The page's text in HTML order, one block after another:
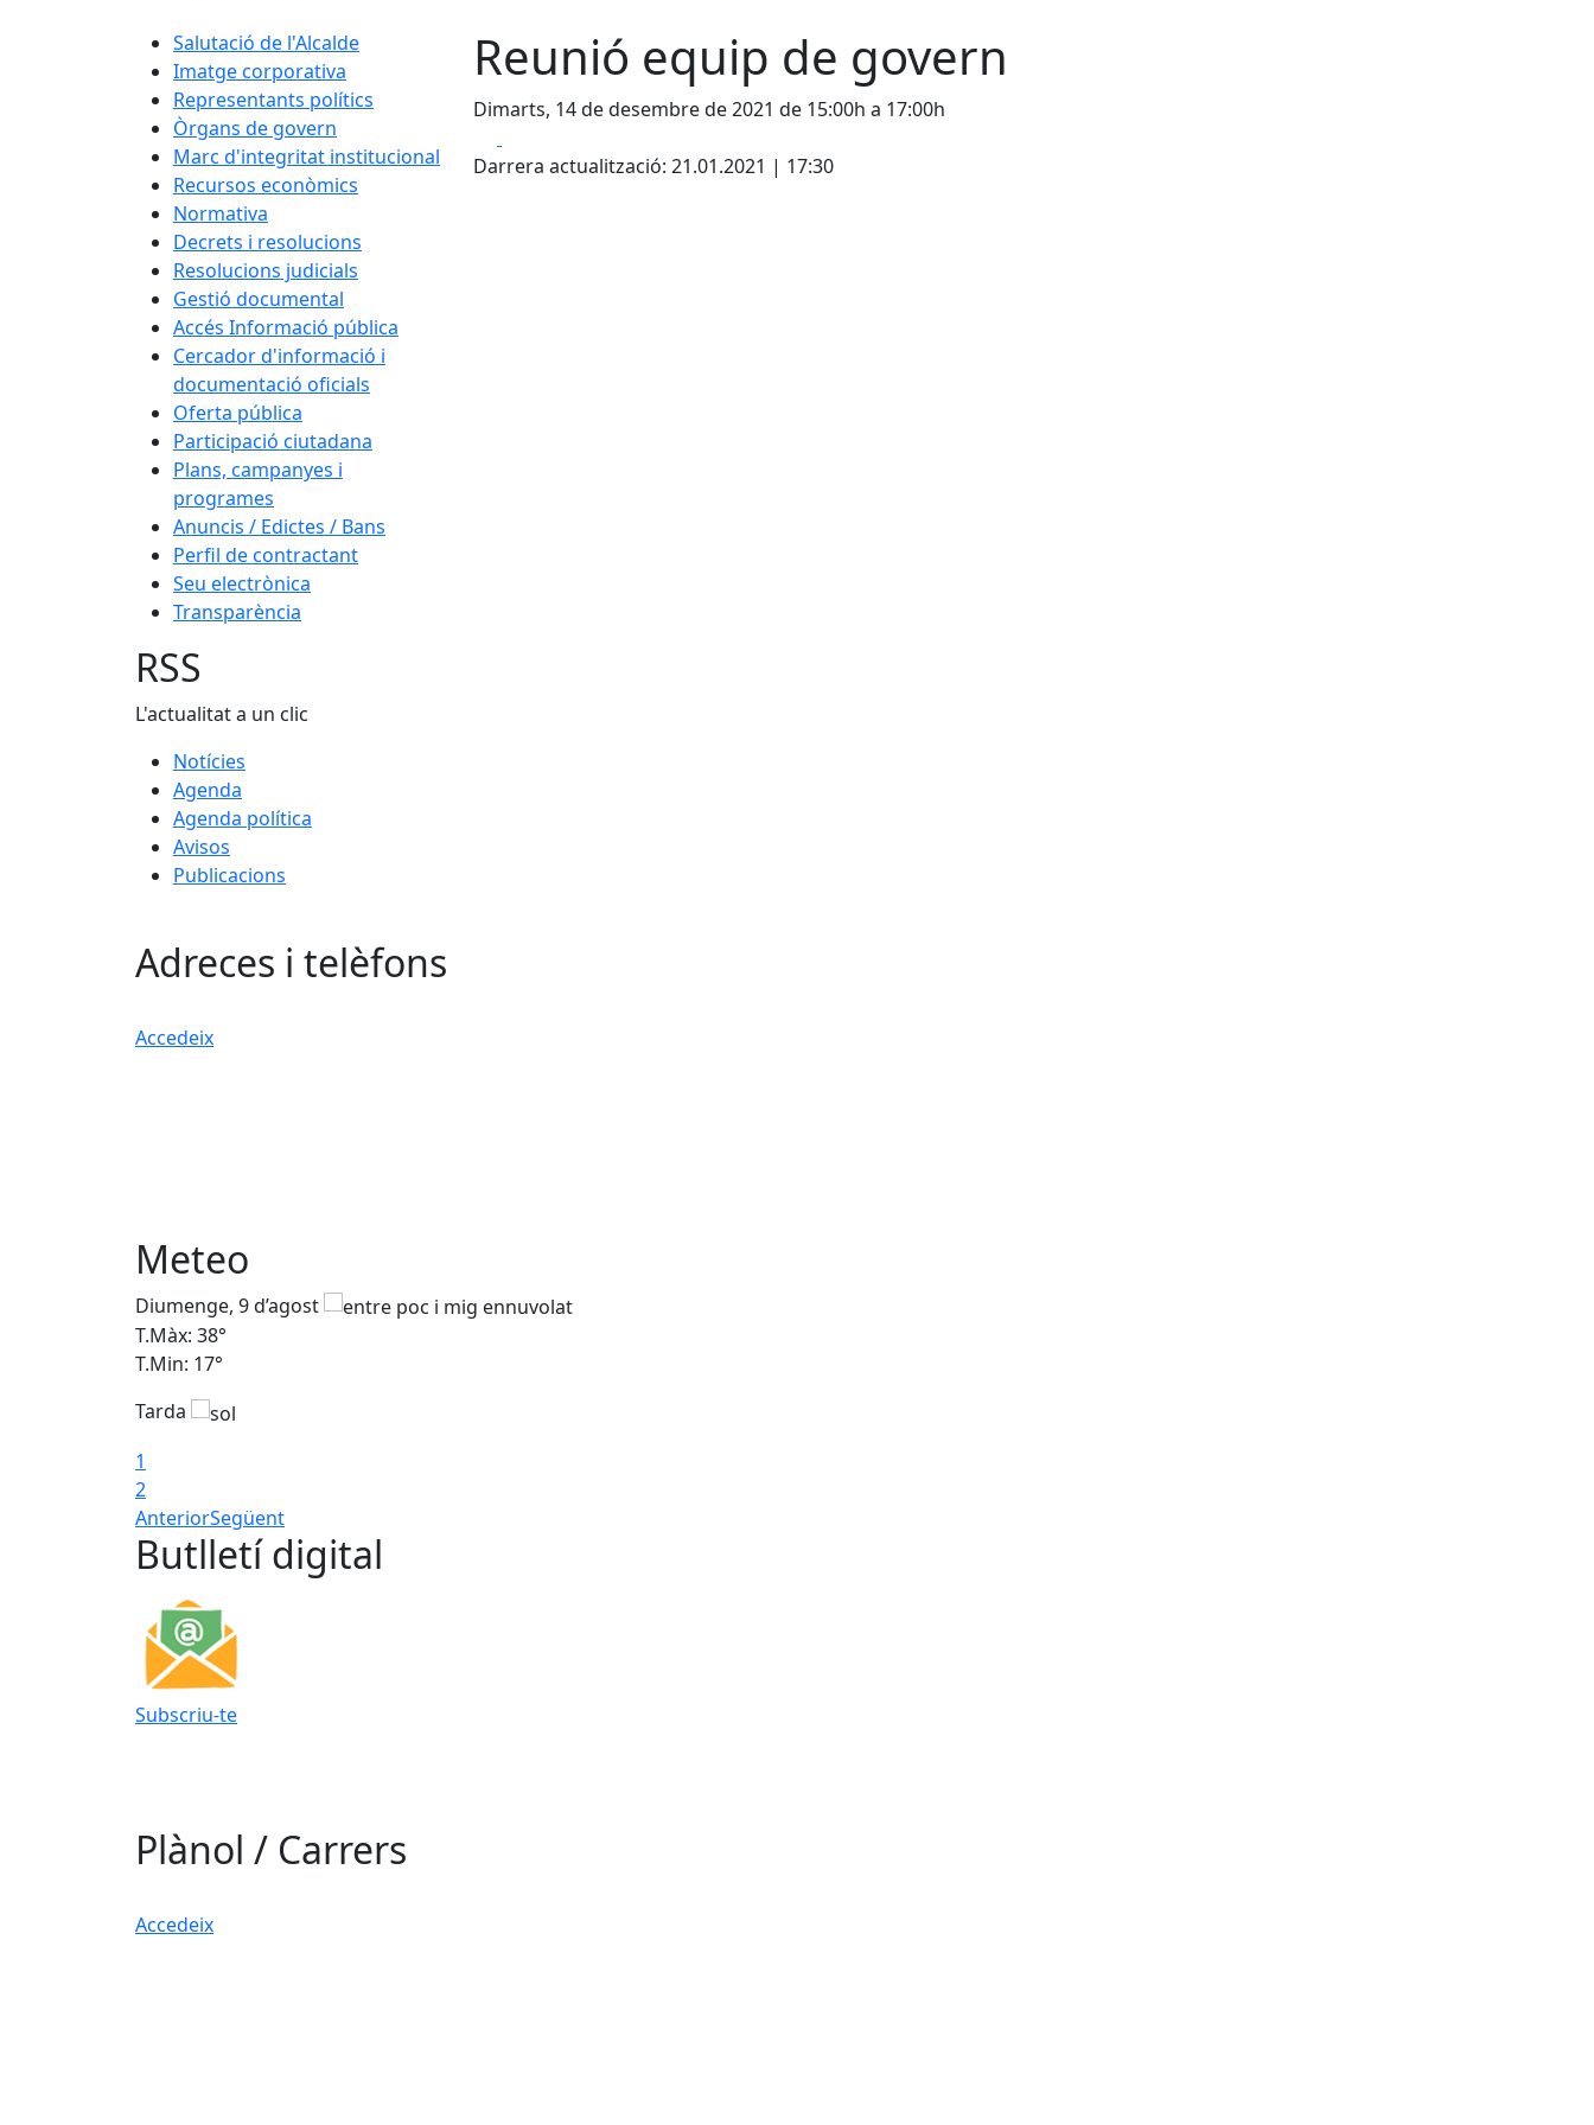
Salutació de l'Alcalde
Imatge corporativa
Representants polítics
Òrgans de govern
Marc d'integritat institucional
Recursos econòmics
Normativa
Decrets i resolucions
Resolucions judicials
Gestió documental
Accés Informació pública
Cercador d'informació i
documentació oficials
Oferta pública
Participació ciutadana
Plans, campanyes i
programes
Anuncis / Edictes / Bans
Perfil de contractant
Seu electrònica
Transparència
Reunió equip de govern
Dimarts, 14 de desembre de 2021 de 15:00h a 17:00h
Darrera actualització: 21.01.2021 | 17:30
RSS
L'actualitat a un clic
Notícies
Agenda
Agenda política
Avisos
Publicacions
Adreces i telèfons
Accedeix
Meteo
Diumenge, 9 d’agost
T.Màx: 38°
T.Min: 17°
Tarda
1
2
AnteriorSegüent
Butlletí digital
Subscriu-te
Plànol / Carrers
Accedeix